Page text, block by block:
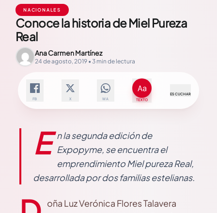
NACIONALES
Conoce la historia de Miel Pureza
Real
Ana Carmen Martínez
24 de agosto, 2019 • 3 min de lectura
FB X WA TEXTO
ESCUCHAR
E n la segunda edición de
Expopyme, se encuentra el
emprendimiento Miel pureza Real,
desarrollada por dos familias estelianas.
oña Luz Verónica Flores Talavera